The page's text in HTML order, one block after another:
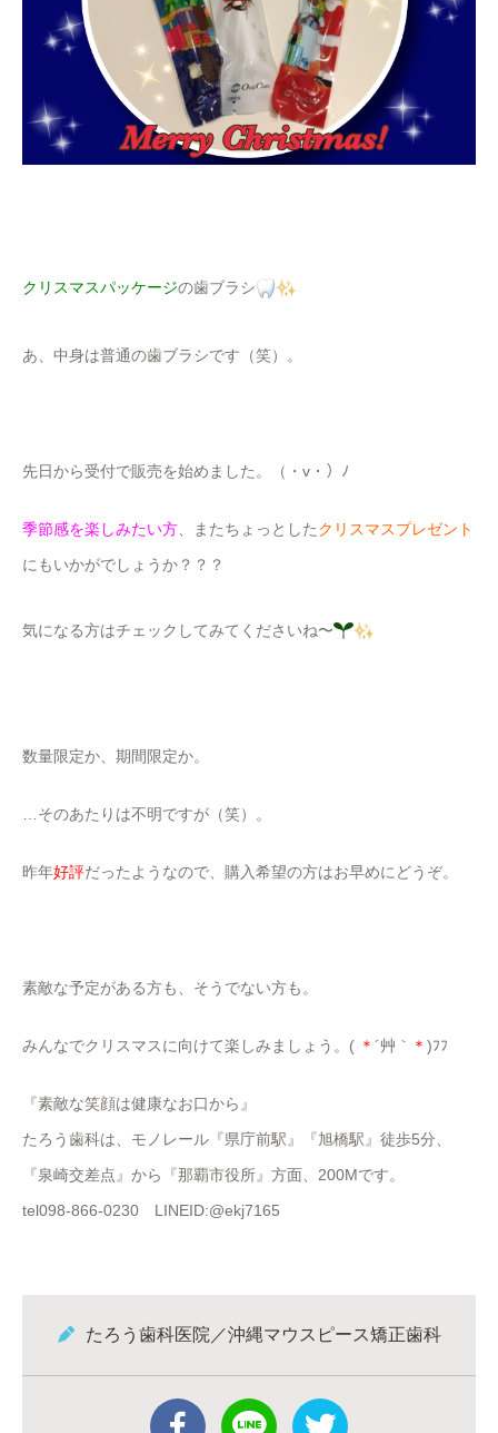
クリスマスパッケージの歯ブラシ
あ、中身は普通の歯ブラシです（笑）。
先日から受付で販売を始めました。（・v・）ﾉ
季節感を楽しみたい方 、またちょっとしたクリスマスプレゼント
にもいかがでしょうか？？？
気になる方はチェックしてみてくださいね〜
数量限定か、期間限定か。
…そのあたりは不明ですが（笑）。
昨年好評だったようなので、購入希望の方はお早めにどうぞ。
素敵な予定がある方も、そうでない方も。
みんなでクリスマスに向けて楽しみましょう。( ＊ ´艸｀ ＊ )ﾌﾌ
『素敵な笑顔は健康なお口から』
たろう歯科は、モノレール『県庁前駅』『旭橋駅』徒歩5分、
『泉崎交差点』から『那覇市役所』方面、200Mです。
tel098-866-0230 LINEID:@ekj7165
たろう歯科医院／沖縄マウスピース矯正歯科